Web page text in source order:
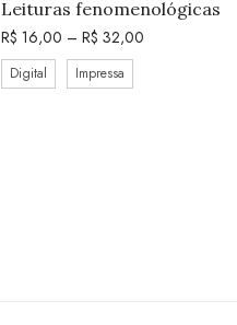
Leituras fenomenológicas
R$ 16,00 – R$ 32,00
Digital Impressa